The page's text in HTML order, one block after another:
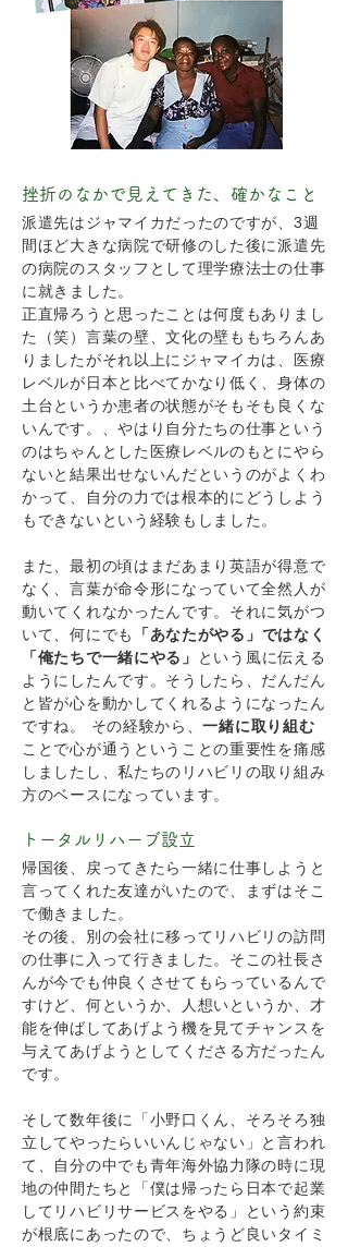
挫折のなかで見えてきた、確かなこと
派遣先はジャマイカだったのですが、3週
間ほど大きな病院で研修のした後に派遣先
の病院のスタッフとして理学療法士の仕事
に就きました。
正直帰ろうと思ったことは何度もありまし
た（笑）言葉の壁、文化の壁ももちろんあ
りましたがそれ以上にジャマイカは、医療
レベルが日本と比べてかなり低く、身体の
土台というか患者の状態がそもそも良くな
いんです。、やはり自分たちの仕事という
のはちゃんとした医療レベルのもとにやら
ないと結果出せないんだというのがよくわ
かって、自分の力では根本的にどうしよう
もできないという経験もしました。
また、最初の頃はまだあまり英語が得意で
なく、言葉が命令形になっていて全然人が
動いてくれなかったんです。それに気がつ
いて、何にでも
「あなたがやる」ではなく
「俺たちで一緒にやる」
という風に伝える
ようにしたんです。そうしたら、だんだん
と皆が心を動かしてくれるようになったん
ですね。 その経験から、一緒に取り組む
ことで心が通うということの重要性を痛感
しましたし、私たちのリハビリの取り組み
方のベースになっています。
トータルリハーブ設立
帰国後、戻ってきたら一緒に仕事しようと
言ってくれた友達がいたので、まずはそこ
で働きました。
その後、別の会社に移ってリハビリの訪問
の仕事に入って行きました。そこの社長さ
んが今でも仲良くさせてもらっているんで
すけど、何というか、人想いというか、才
能を伸ばしてあげよう機を見てチャンスを
与えてあげようとしてくださる方だったん
です。
そして数年後に「小野口くん、そろそろ独
立してやったらいいんじゃない」と言われ
て、自分の中でも青年海外協力隊の時に現
地の仲間たちと「僕は帰ったら日本で起業
してリハビリサービスをやる」という約束
が根底にあったので、ちょうど良いタイミ